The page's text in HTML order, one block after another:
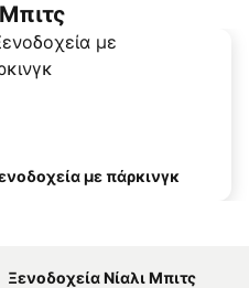
με πάρκινγκ
Ξενοδοχεία Νίαλι Μπιτς